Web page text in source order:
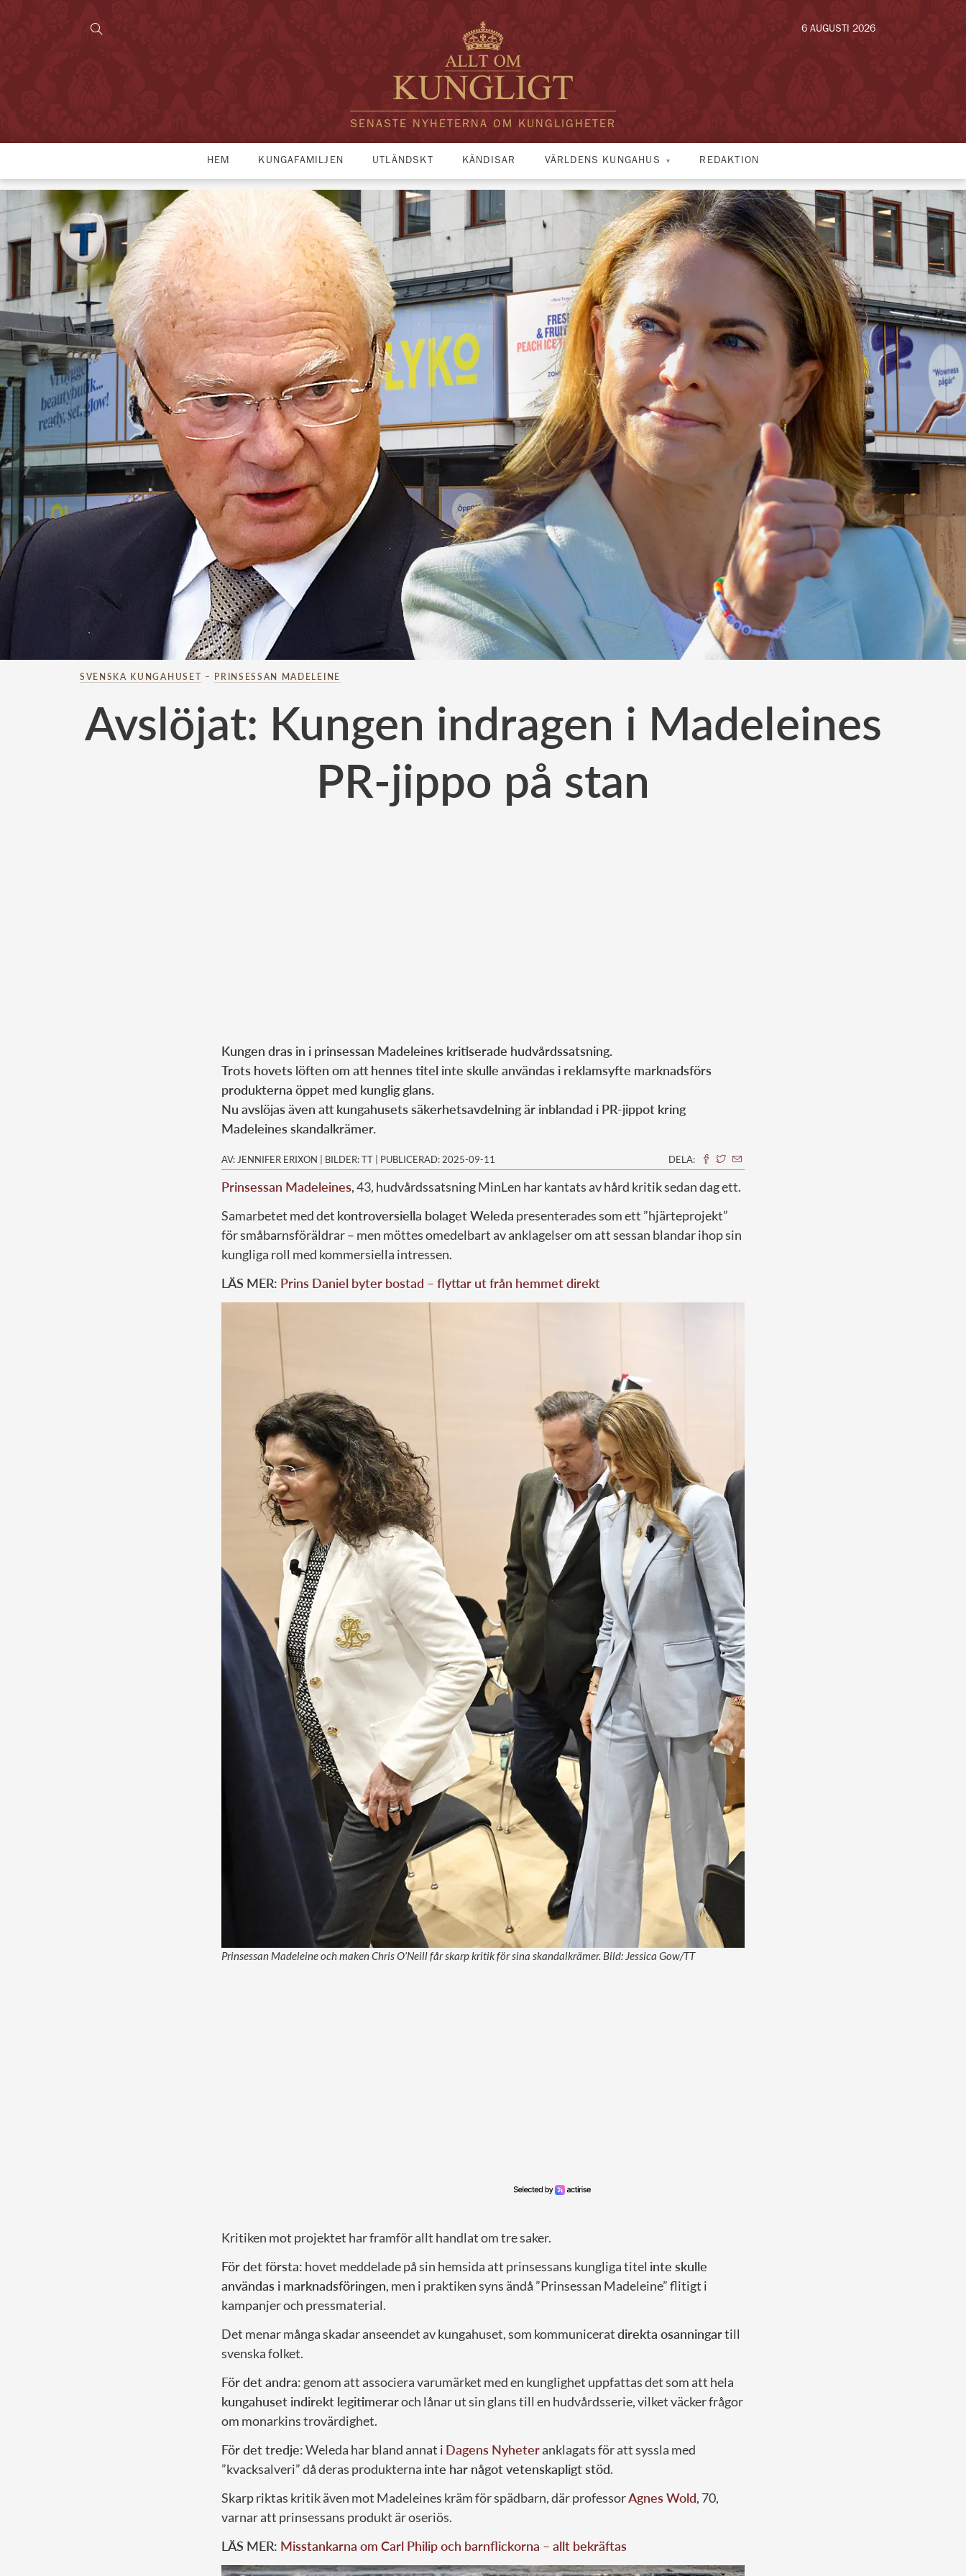
SENASTE NYHETERNA OM KUNGLIGHETER
6 AUGUSTI 2026
HEM KUNGAFAMILJEN UTLÄNDSKT KÄNDISAR VÄRLDENS KUNGAHUS REDAKTION
SVENSKA KUNGAHUSET – PRINSESSAN MADELEINE
Avslöjat: Kungen indragen i Madeleines
PR-jippo på stan
Kungen dras in i prinsessan Madeleines kritiserade hudvårdssatsning.
Trots hovets löften om att hennes titel inte skulle användas i reklamsyfte marknadsförs
produkterna öppet med kunglig glans.
Nu avslöjas även att kungahusets säkerhetsavdelning är inblandad i PR-jippot kring
Madeleines skandalkrämer.
AV: JENNIFER ERIXON | BILDER: TT | PUBLICERAD: 2025-09-11 DELA:
Prinsessan Madeleines, 43, hudvårdssatsning MinLen har kantats av hård kritik sedan dag ett.
Samarbetet med det kontroversiella bolaget Weleda presenterades som ett ”hjärteprojekt”
för småbarnsföräldrar – men möttes omedelbart av anklagelser om att sessan blandar ihop sin
kungliga roll med kommersiella intressen.
LÄS MER: Prins Daniel byter bostad – flyttar ut från hemmet direkt
Prinsessan Madeleine och maken Chris O’Neill får skarp kritik för sina skandalkrämer. Bild: Jessica Gow/TT
Kritiken mot projektet har framför allt handlat om tre saker.
För det första: hovet meddelade på sin hemsida att prinsessans kungliga titel inte skulle
användas i marknadsföringen, men i praktiken syns ändå ”Prinsessan Madeleine” flitigt i
kampanjer och pressmaterial.
Det menar många skadar anseendet av kungahuset, som kommuniceratdirekta osanningartill
svenska folket.
För det andra: genom att associera varumärket med en kunglighet uppfattas det som att hela
kungahuset indirekt legitimeraroch lånar ut sin glans till en hudvårdsserie, vilket väcker frågor
om monarkins trovärdighet.
För det tredje:Weleda har bland annat i Dagens Nyheteranklagats för att syssla med
”kvacksalveri” då deras produkterna inte har något vetenskapligt stöd.
Skarp riktas kritik även mot Madeleines kräm för spädbarn, där professorAgnes Wold, 70,
varnar att prinsessans produkt är oseriös.
LÄS MER: Misstankarna om Carl Philip och barnflickorna – allt bekräftas